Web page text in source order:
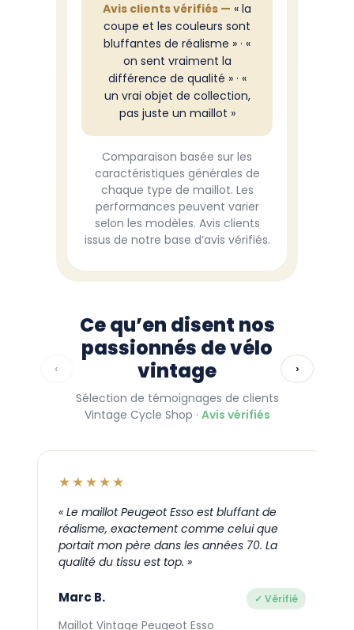
Avis clients vérifiés — « la
coupe et les couleurs sont
bluffantes de réalisme » · «
on sent vraiment la
différence de qualité » · «
un vrai objet de collection,
pas juste un maillot »
Comparaison basée sur les
caractéristiques générales de
chaque type de maillot. Les
performances peuvent varier
selon les modèles. Avis clients
issus de notre base d’avis vérifiés.
‹
Ce qu’en disent nos
passionnés de vélo
vintage
Sélection de témoignages de clients
Vintage Cycle Shop · Avis vérifiés
›
★★★★★
« Le maillot Peugeot Esso est bluffant de
réalisme, exactement comme celui que
portait mon père dans les années 70. La
qualité du tissu est top. »
Marc B. ✓ Vérifié
Maillot Vintage Peugeot Esso